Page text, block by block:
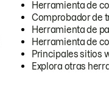
Herramienta de
Comprobador de
Herramienta de
Herramienta de
Principales sitios
Explora otras